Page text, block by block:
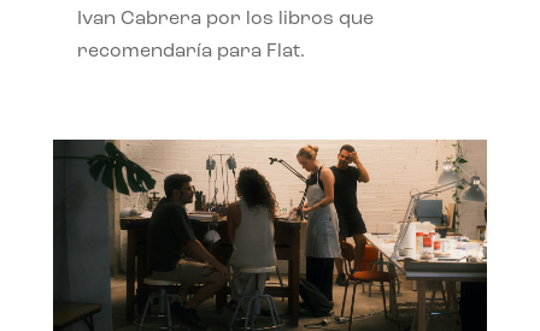
Ivan Cabrera por los libros que
recomendaría para Flat.